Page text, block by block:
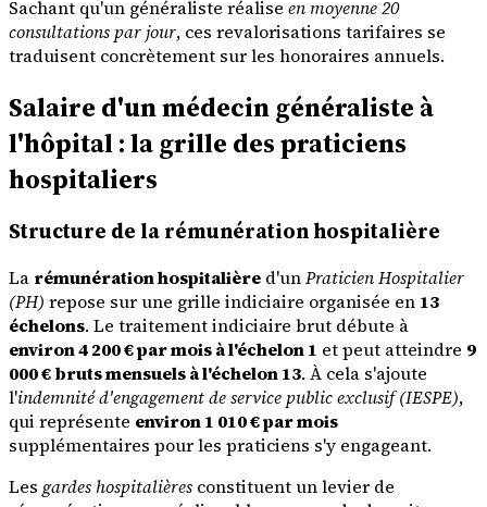
Sachant qu'un généraliste réalise en moyenne 20
consultations par jour, ces revalorisations tarifaires se
traduisent concrètement sur les honoraires annuels.
Salaire d'un médecin généraliste à
l'hôpital : la grille des praticiens
hospitaliers
Structure de la rémunération hospitalière
La rémunération hospitalière d'unPraticien Hospitalier
(PH) repose sur une grille indiciaire organisée en 13
échelons. Le traitement indiciaire brut débute à
environ 4 200 € par mois à l'échelon 1 et peut atteindre 9
000 € bruts mensuels à l'échelon 13. À cela s'ajoute
l'indemnité d'engagement de service public exclusif (IESPE),
qui représente environ 1 010 € par mois
supplémentaires pour les praticiens s'y engageant.
Les gardes hospitalières constituent un levier de